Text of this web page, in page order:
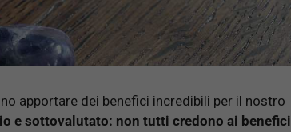
apportare dei benefici incredibili per il nostro
e sottovalutato: non tutti credono ai benefici